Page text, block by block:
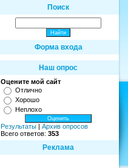
Поиск
Форма входа
Наш опрос
Оцените мой сайт
Отлично
Хорошо
Неплохо
Результаты | Архив опросов
Всего ответов: 353
Реклама